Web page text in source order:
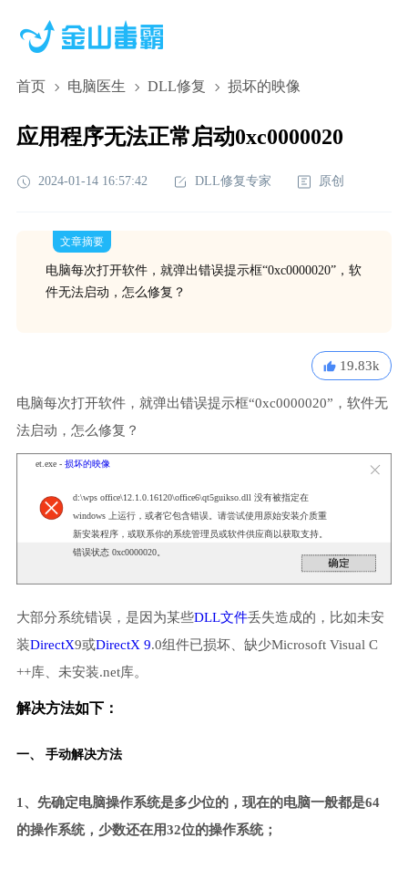
首页 电脑医生 DLL修复 损坏的映像
应用程序无法正常启动0xc0000020
2024-01-14 16:57:42 DLL修复专家 原创
文章摘要
电脑每次打开软件，就弹出错误提示框“0xc0000020”，软
件无法启动，怎么修复？
19.83k
电脑每次打开软件，就弹出错误提示框“0xc0000020”，软件无
法启动，怎么修复？
et.exe - 损坏的映像
d:\wps office\12.1.0.16120\office6\qt5guikso.dll 没有被指定在
windows 上运行，或者它包含错误。请尝试使用原始安装介质重
新安装程序，或联系你的系统管理员或软件供应商以获取支持。
错误状态 0xc0000020。
大部分系统错误，是因为某些DLL文件丢失造成的，比如未安
装DirectX9或DirectX 9.0组件已损坏、缺少Microsoft Visual C
++库、未安装.net库。
解决方法如下：
一、 手动解决方法
1、先确定电脑操作系统是多少位的，现在的电脑一般都是64
的操作系统，少数还在用32位的操作系统；